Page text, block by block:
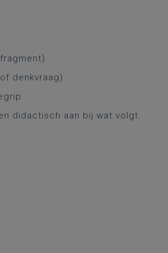
denkvraag).
didactisch aan bij wat volgt.